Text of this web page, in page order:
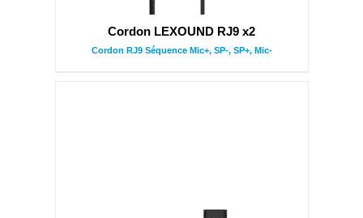
Cordon LEXOUND RJ9 x2
Cordon RJ9 Séquence Mic+, SP-, SP+, Mic-